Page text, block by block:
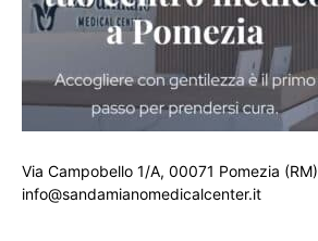
Via Campobello 1/A, 00071 Pomezia
info@sandamianomedicalcenter.it